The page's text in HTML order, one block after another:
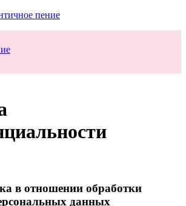
пение
в отношении обработки
данных